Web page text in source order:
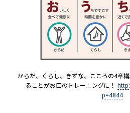
からだ、くらし、きずな、こころの4章
ることがお口のトレーニングに！
p=4844